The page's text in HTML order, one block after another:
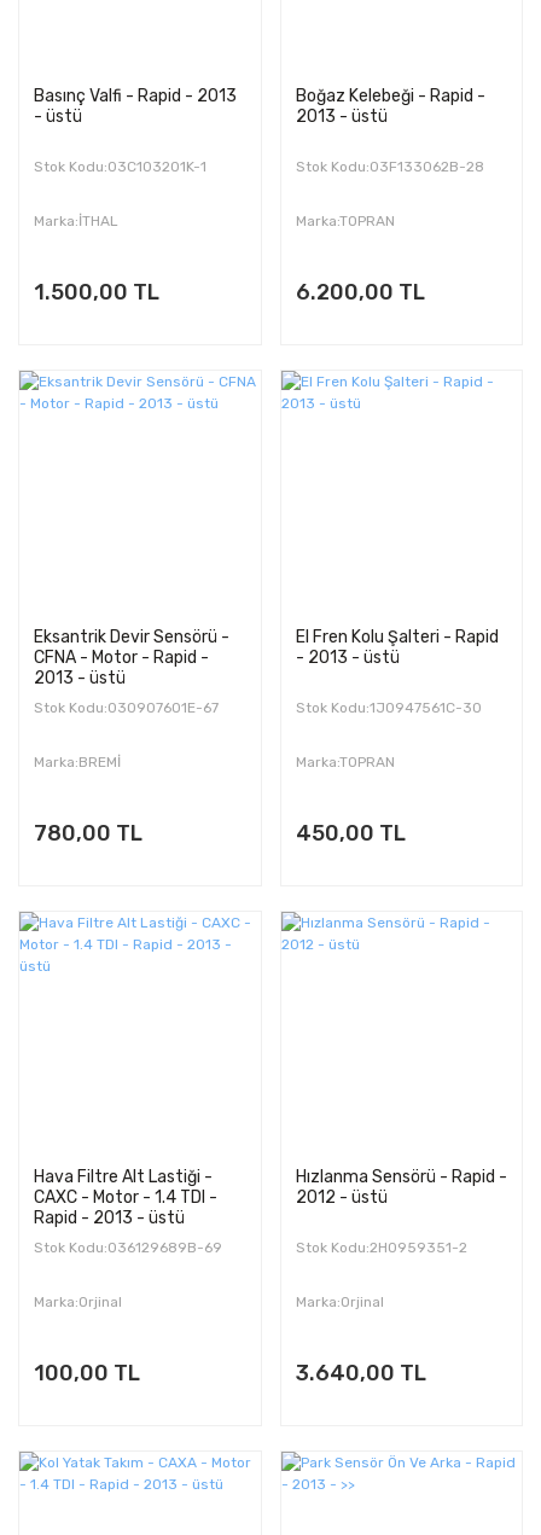
Basınç Valfi - Rapid - 2013
- üstü
Stok Kodu:03C103201K-1
Marka:İTHAL
1.500,00 TL
Boğaz Kelebeği - Rapid -
2013 - üstü
Stok Kodu:03F133062B-28
Marka:TOPRAN
6.200,00 TL
Eksantrik Devir Sensörü -
CFNA - Motor - Rapid -
2013 - üstü
Stok Kodu:030907601E-67
Marka:BREMİ
780,00 TL
El Fren Kolu Şalteri - Rapid
- 2013 - üstü
Stok Kodu:1J0947561C-30
Marka:TOPRAN
450,00 TL
Hava Filtre Alt Lastiği -
CAXC - Motor - 1.4 TDI -
Rapid - 2013 - üstü
Stok Kodu:036129689B-69
Marka:Orjinal
100,00 TL
Hızlanma Sensörü - Rapid -
2012 - üstü
Stok Kodu:2H0959351-2
Marka:Orjinal
3.640,00 TL